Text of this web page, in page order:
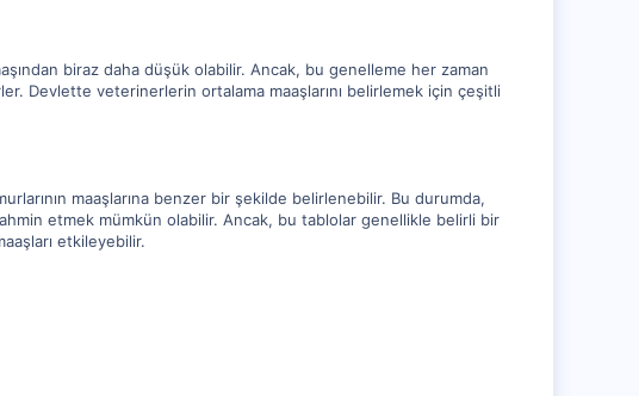
biraz daha düşük olabilir. Ancak, bu genelleme her zaman
Devlette veterinerlerin ortalama maaşlarını belirlemek için çeşitli
maaşlarına benzer bir şekilde belirlenebilir. Bu durumda,
etmek mümkün olabilir. Ancak, bu tablolar genellikle belirli bir
etkileyebilir.